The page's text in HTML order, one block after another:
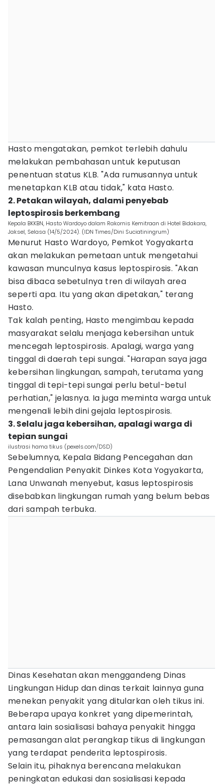
Hasto mengatakan, pemkot terlebih dahulu
melakukan pembahasan untuk keputusan
penentuan status KLB. "Ada rumusannya untuk
menetapkan KLB atau tidak," kata Hasto.
2. Petakan wilayah, dalami penyebab
leptospirosis berkembang
Kepala BKKBN, Hasto Wardoyo dalam Rakornis Kemitraan di Hotel Bidakara,
Jaksel, Selasa (14/5/2024). (IDN Times/Dini Suciatiningrum)
Menurut Hasto Wardoyo, Pemkot Yogyakarta
akan melakukan pemetaan untuk mengetahui
kawasan munculnya kasus leptospirosis. "Akan
bisa dibaca sebetulnya tren di wilayah area
seperti apa. Itu yang akan dipetakan," terang
Hasto.
Tak kalah penting, Hasto mengimbau kepada
masyarakat selalu menjaga kebersihan untuk
mencegah leptospirosis. Apalagi, warga yang
tinggal di daerah tepi sungai. "Harapan saya jaga
kebersihan lingkungan, sampah, terutama yang
tinggal di tepi-tepi sungai perlu betul-betul
perhatian," jelasnya. Ia juga meminta warga untuk
mengenali lebih dini gejala leptospirosis.
3. Selalu jaga kebersihan, apalagi warga di
tepian sungai
ilustrasi hama tikus (pexels.com/DSD)
Sebelumnya, Kepala Bidang Pencegahan dan
Pengendalian Penyakit Dinkes Kota Yogyakarta,
Lana Unwanah menyebut, kasus leptospirosis
disebabkan lingkungan rumah yang belum bebas
dari sampah terbuka.
Dinas Kesehatan akan menggandeng Dinas
Lingkungan Hidup dan dinas terkait lainnya guna
menekan penyakit yang ditularkan oleh tikus ini.
Beberapa upaya konkret yang dipemerintah,
antara lain sosialisasi bahaya penyakit hingga
pemasangan alat perangkap tikus di lingkungan
yang terdapat penderita leptospirosis.
Selain itu, pihaknya berencana melakukan
peningkatan edukasi dan sosialisasi kepada